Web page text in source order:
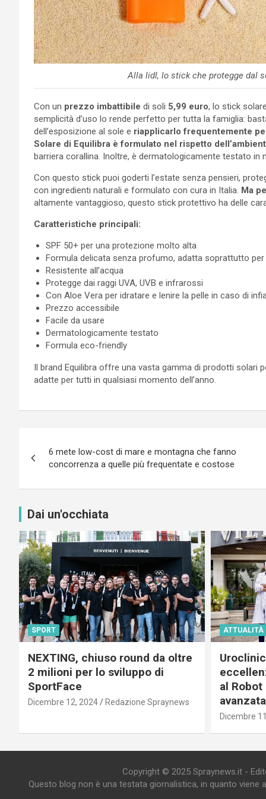
Alla lidl, lo stick che protegge dal
Con un prezzo imbattibile di soli 5,99 euro, lo stick
semplicità d’uso lo rende perfetto per tutta la famiglia:
dell’esposizione al sole e riapplicarlo frequentemente
Solare di Equilibra è formulato nel rispetto
barriera corallina. Inoltre, è dermatologicamente testato in
Con questo stick puoi goderti l’estate senza pensieri,
con ingredienti naturali e formulato con cura in Italia. Ma
altamente vantaggioso, questo stick protettivo ha delle
Caratteristiche principali:
SPF 50+ per una protezione molto alta
Formula delicata senza profumo, adatta soprattutto per
Resistente all’acqua
Protegge dai raggi UVA, UVB e infrarossi
Con Aloe Vera per idratare e lenire la pelle in caso di
Prezzo accessibile
Facile da usare
Dermatologicamente testato
Formula eco-friendly
Il brand Equilibra offre una vasta gamma di prodotti
adatte per tutti in qualsiasi momento dell’anno.
articoli
6 mete low-cost di mare e montagna che fanno
concorrenza a quelle più frequentate e costose
Dai un'occhiata
SPORT
NEXTING, chiuso round da oltre
2 milioni per lo sviluppo di
SportFace
Dicembre 12, 2024 Redazione Spraynews
ATTUALITÀ
al Robot
avanzata
Dicembre
Copyright © 2025 Spraynews.it -
Questo blog non è una testata giornalistica, in quanto